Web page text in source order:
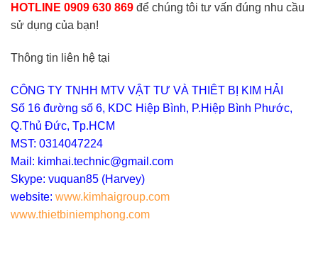
HOTLINE 0909 630 869 để chúng tôi tư vấn đúng nhu cầu
sử dụng của bạn!
Thông tin liên hệ tại
CÔNG TY TNHH MTV VẬT TƯ VÀ THIÊT BỊ KIM HẢI
Số 16 đường số 6, KDC Hiệp Bình, P.Hiệp Bình Phước,
Q.Thủ Đức, Tp.HCM
MST: 0314047224
Mail: kimhai.technic@gmail.com
Skype: vuquan85 (Harvey)
website: www.kimhaigroup.com
www.thietbiniemphong.com